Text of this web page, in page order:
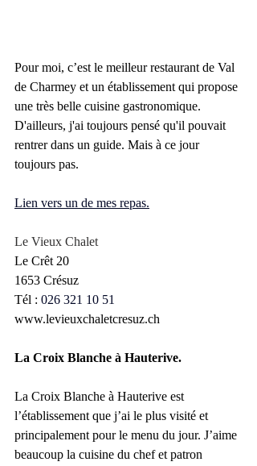
Pour moi, c’est le meilleur restaurant de Val
de Charmey et un établissement qui propose
une très belle cuisine gastronomique.
D'ailleurs, j'ai toujours pensé qu'il pouvait
rentrer dans un guide. Mais à ce jour
toujours pas.
Lien vers un de mes repas.
Le Vieux Chalet
Le Crêt 20
1653 Crésuz
Tél : 026 321 10 51
www.levieuxchaletcresuz.ch
La Croix Blanche à Hauterive.
La Croix Blanche à Hauterive est
l’établissement que j’ai le plus visité et
principalement pour le menu du jour. J’aime
beaucoup la cuisine du chef et patron